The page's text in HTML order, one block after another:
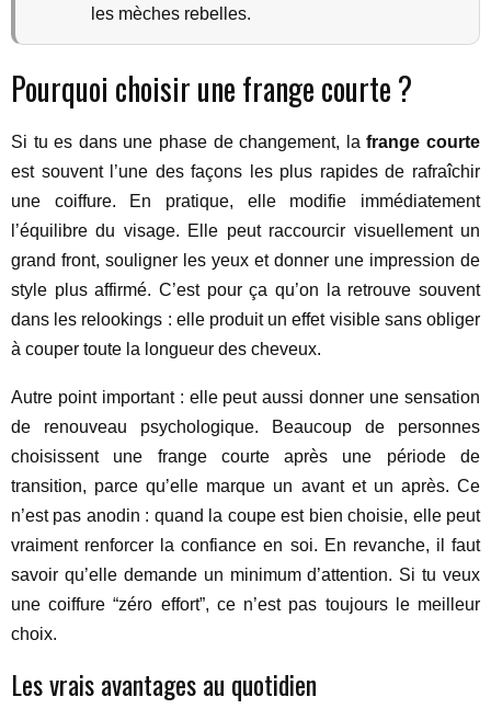
les mèches rebelles.
Pourquoi choisir une frange courte ?
Si tu es dans une phase de changement, lafrange courte
est souvent l’une des façons les plus rapides de rafraîchir
une coiffure. En pratique, elle modifie immédiatement
l’équilibre du visage. Elle peut raccourcir visuellement un
grand front, souligner les yeux et donner une impression de
style plus affirmé. C’est pour ça qu’on la retrouve souvent
dans les relookings : elle produit un effet visible sans obliger
à couper toute la longueur des cheveux.
Autre point important : elle peut aussi donner une sensation
de renouveau psychologique. Beaucoup de personnes
choisissent une frange courte après une période de
transition, parce qu’elle marque un avant et un après. Ce
n’est pas anodin : quand la coupe est bien choisie, elle peut
vraiment renforcer la confiance en soi. En revanche, il faut
savoir qu’elle demande un minimum d’attention. Si tu veux
une coiffure “zéro effort”, ce n’est pas toujours le meilleur
choix.
Les vrais avantages au quotidien